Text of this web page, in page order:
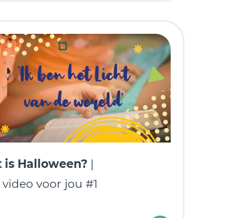
is Halloween? |
video voor jou #1